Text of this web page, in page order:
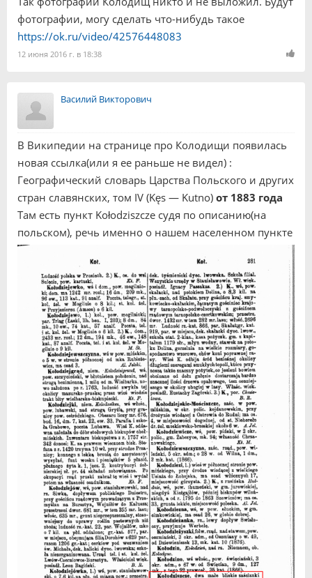
фотографии, могу сделать что-нибудь такое
https://ok.ru/video/42576448083
12 июня 2016 г. в 18:38
Василий Викторович
В Википедии на странице про Колодищи появилась
новая ссылка(или я ее раньше не видел) :
Географический словарь Царства Польского и других
стран славянских, том IV (Kęs — Kutno) от 1883 года
Там есть пункт Kołodziszcze судя по описанию(на
польском), речь именно о нашем населенном пункте